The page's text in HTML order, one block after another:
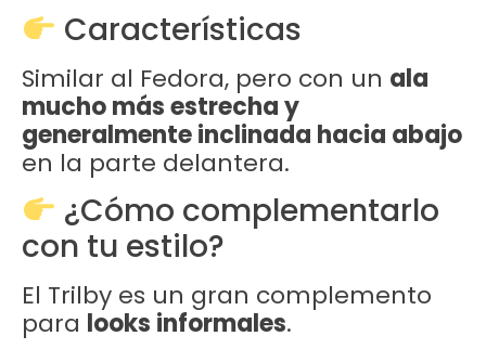
Características
Similar al Fedora, pero con un ala
mucho más estrecha y
generalmente inclinada hacia abajo
en la parte delantera.
¿Cómo complementarlo
con tu estilo?
El Trilby es un gran complemento
para looks informales.